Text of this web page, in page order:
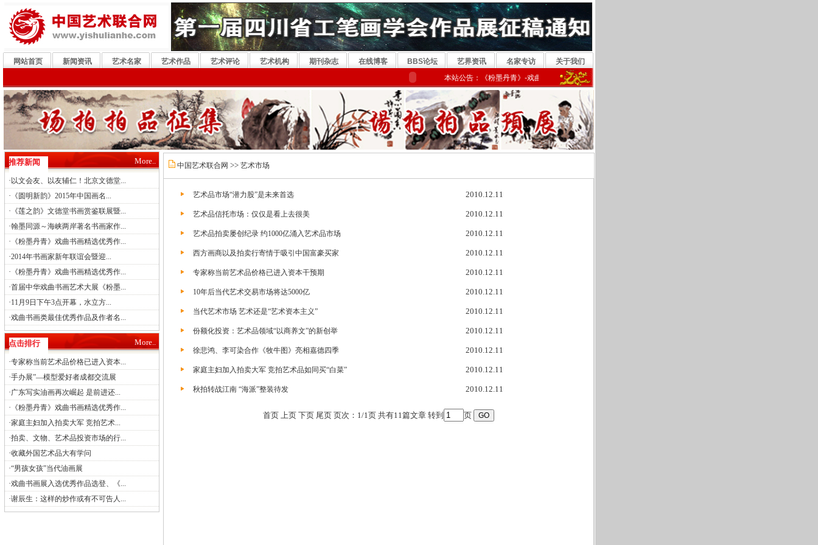
网站首页 新闻资讯 艺术名家 艺术作品 艺术评论 艺术机构 期刊杂志 在线博客 BBS论坛 艺界资讯 名家专访
关于我们
本站公告：《粉墨丹青》-戏曲书画精选优秀作品，参展《翰墨同源》—2014年海峡两岸书画艺术名家北京展 2026-8-
推荐新闻 More..
· 以文会友、以友辅仁！北京文德堂...
· 《圆明新韵》2015年中国画名...
· 《莲之韵》文德堂书画赏鉴联展暨...
·翰墨同源～海峡两岸著名书画家作...
· 《粉墨丹青》戏曲书画精选优秀作...
·2014年书画家新年联谊会暨迎...
· 《粉墨丹青》戏曲书画精选优秀作...
·首届中华戏曲书画艺术大展《粉墨...
·11月9日下午3点开幕，水立方...
·戏曲书画类最佳优秀作品及作者名...
点击排行 More..
·专家称当前艺术品价格已进入资本...
·手办展”—模型爱好者成都交流展
·广东写实油画再次崛起 是前进还...
· 《粉墨丹青》戏曲书画精选优秀作...
·家庭主妇加入拍卖大军 竞拍艺术...
·拍卖、文物、艺术品投资市场的行...
·收藏外国艺术品大有学问
·“男孩女孩”当代油画展
·戏曲书画展入选优秀作品选登、《...
·谢辰生：这样的炒作或有不可告人...
中国艺术联合网 >> 艺术市场
艺术品市场“潜力股”是未来首选 2010.12.11
艺术品信托市场：仅仅是看上去很美 2010.12.11
艺术品拍卖屡创纪录 约1000亿涌入艺术品市场 2010.12.11
西方画商以及拍卖行寄情于吸引中国富豪买家 2010.12.11
专家称当前艺术品价格已进入资本干预期 2010.12.11
10年后当代艺术交易市场将达5000亿 2010.12.11
当代艺术市场 艺术还是“艺术资本主义” 2010.12.11
份额化投资：艺术品领域“以商养文”的新创举 2010.12.11
徐悲鸿、李可染合作《牧牛图》亮相嘉德四季 2010.12.11
家庭主妇加入拍卖大军 竞拍艺术品如同买“白菜” 2010.12.11
秋拍转战江南 “海派”整装待发 2010.12.11
首页 上页 下页 尾页 页次：1/1页 共有11篇文章 转到 页